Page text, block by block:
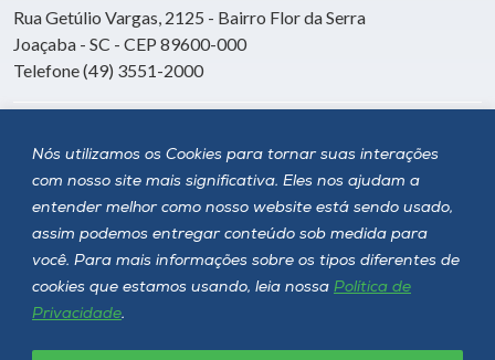
Nós utilizamos os Cookies para tornar suas interações
com nosso site mais significativa. Eles nos ajudam a
entender melhor como nosso website está sendo usado,
assim podemos entregar conteúdo sob medida para
você. Para mais informações sobre os tipos diferentes de
cookies que estamos usando, leia nossa Política de
Privacidade.
Rua Getúlio Vargas, 2125 - Bairro Flor da Serra
Joaçaba - SC - CEP 89600-000
Telefone (49) 3551-2000
Siga a Unoesc